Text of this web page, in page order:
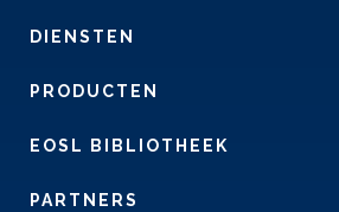
DIENSTEN
PRODUCTEN
EOSL BIBLIOTHEEK
PARTNERS